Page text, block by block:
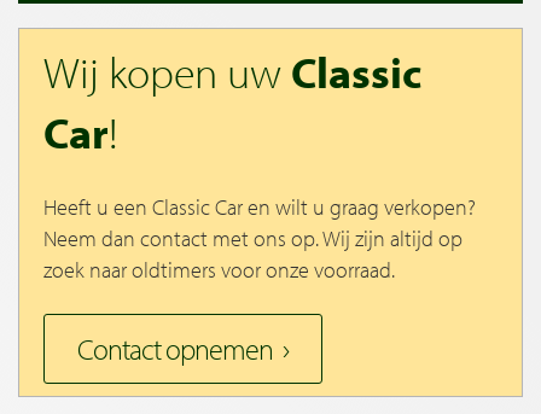
Wij kopen uwClassic
Car!
Heeft u een Classic Car en wilt u graag verkopen?
Neem dan contact met ons op. Wij zijn altijd op
zoek naar oldtimers voor onze voorraad.
Contact opnemen